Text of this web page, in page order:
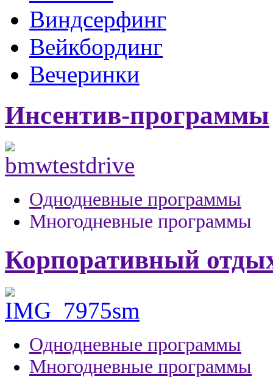
Виндсерфинг
Вейкбординг
Вечеринки
Инсентив-программы
Однодневные программы
Многодневные программы
Корпоративный
Однодневные программы
Многодневные программы